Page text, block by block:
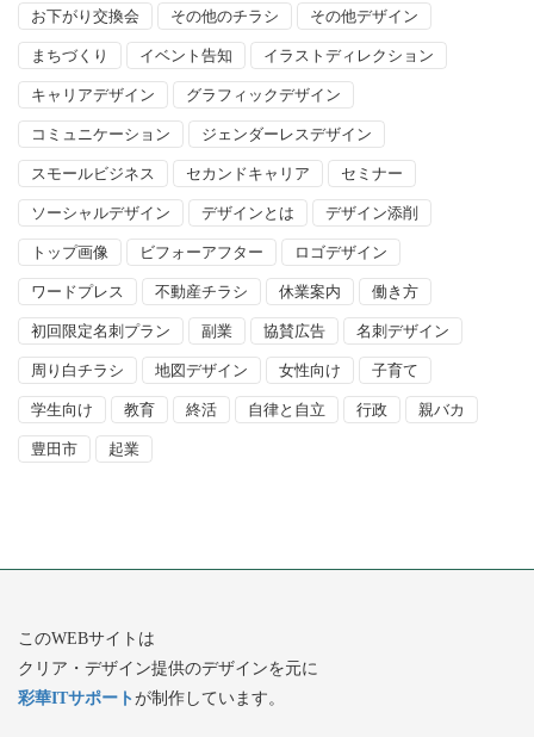
お下がり交換会 その他のチラシ その他デザイン
まちづくり イベント告知 イラストディレクション
キャリアデザイン グラフィックデザイン
コミュニケーション ジェンダーレスデザイン
スモールビジネス セカンドキャリア セミナー
ソーシャルデザイン デザインとは デザイン添削
トップ画像 ビフォーアフター ロゴデザイン
ワードプレス 不動産チラシ 休業案内 働き方
初回限定名刺プラン 副業 協賛広告 名刺デザイン
周り白チラシ 地図デザイン 女性向け 子育て
学生向け 教育 終活 自律と自立 行政 親バカ
豊田市 起業
このWEBサイトは
クリア・デザイン提供のデザインを元に
彩華ITサポートが制作しています。